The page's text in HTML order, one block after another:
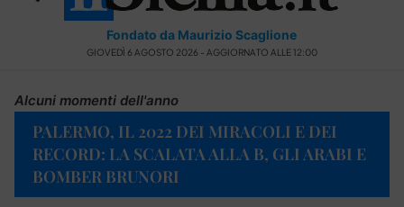
Fondato da Maurizio Scaglione
GIOVEDÌ 6 AGOSTO 2026 - AGGIORNATO ALLE 12:00
Alcuni momenti dell'anno
PALERMO, IL 2022 DEI MIRACOLI E DEI
RECORD: LA SCALATA ALLA B, GLI ARABI E
BOMBER BRUNORI